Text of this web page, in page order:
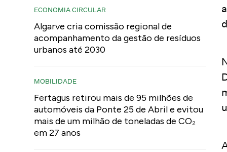
ECONOMIA CIRCULAR
Algarve cria comissão regional de
acompanhamento da gestão de resíduos
urbanos até 2030
MOBILIDADE
Fertagus retirou mais de 95 milhões de
automóveis da Ponte 25 de Abril e evitou
mais de um milhão de toneladas de CO₂
em 27 anos